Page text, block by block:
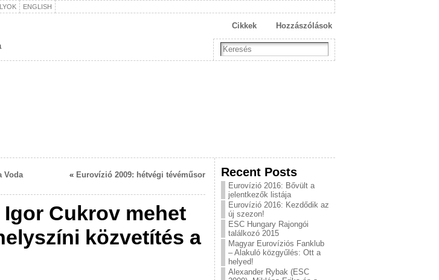
ENGLISH
Hozzászólások
Cikkek
Voda
« Eurovízió 2009: hétvégi tévéműsor
Cukrov mehet
közvetítés a
Recent Posts
Eurovízió 2016: Bővült a
jelentkezők listája
Eurovízió 2016: Kezdődik az
új szezon!
ESC Hungary Rajongói
találkozó 2015
Magyar Eurovíziós Fanklub
– Alakuló közgyűlés: Ott a
helyed!
Alexander Rybak (ESC